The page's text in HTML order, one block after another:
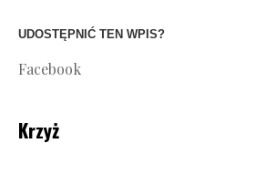
UDOSTĘPNIĆ TEN WPIS?
Facebook
Krzyż